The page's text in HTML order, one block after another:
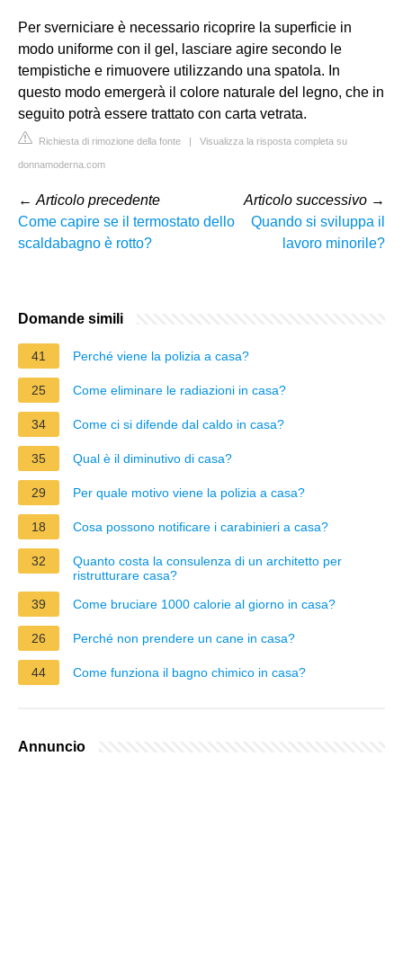
Per sverniciare è necessario ricoprire la superficie in
modo uniforme con il gel, lasciare agire secondo le
tempistiche e rimuovere utilizzando una spatola. In
questo modo emergerà il colore naturale del legno, che in
seguito potrà essere trattato con carta vetrata.
Richiesta di rimozione della fonte | Visualizza la risposta completa su
donnamoderna.com
← Articolo precedente
Come capire se il termostato dello
scaldabagno è rotto?
Articolo successivo →
Quando si sviluppa il
lavoro minorile?
Domande simili
41 Perché viene la polizia a casa?
25 Come eliminare le radiazioni in casa?
34 Come ci si difende dal caldo in casa?
35 Qual è il diminutivo di casa?
29 Per quale motivo viene la polizia a casa?
18 Cosa possono notificare i carabinieri a casa?
32
Quanto costa la consulenza di un architetto per
ristrutturare casa?
39
Come bruciare 1000 calorie al giorno in casa?
26 Perché non prendere un cane in casa?
44 Come funziona il bagno chimico in casa?
Annuncio